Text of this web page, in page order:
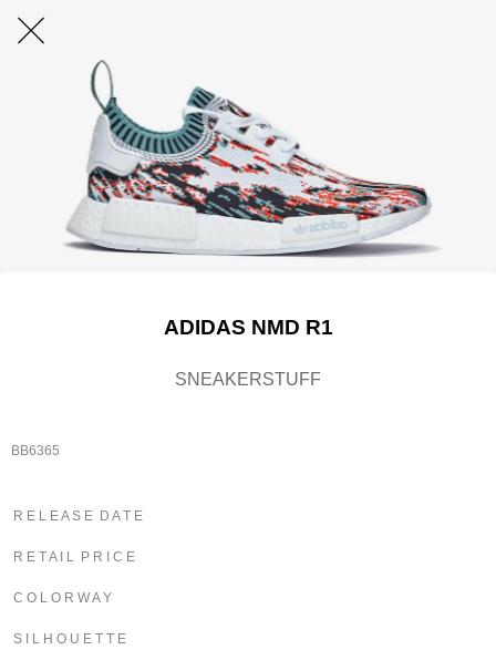
ADIDAS NMD R1
SNEAKERSTUFF
BB6365
R E L E A S E D A T E
R E T A I L P R I C E
C O L O R W A Y
S I L H O U E T T E